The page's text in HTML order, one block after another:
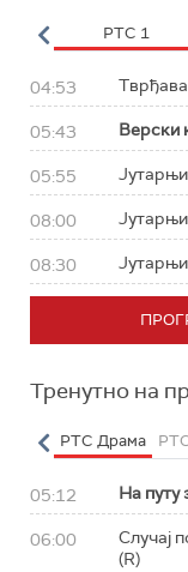
РТС 1
04:53
05:43 Верски
05:55
08:00
08:30
Тренутно на
РТС Драма
05:12 На путу
06:00
Случај
(R)